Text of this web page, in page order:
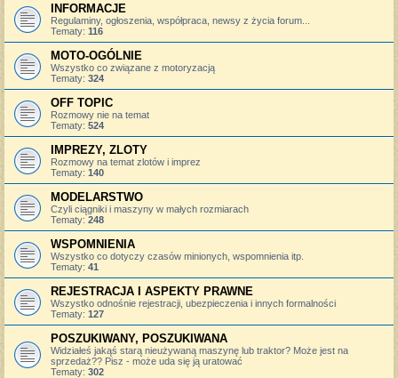
INFORMACJE
Regulaminy, ogłoszenia, współpraca, newsy z życia forum...
Tematy: 116
MOTO-OGÓLNIE
Wszystko co związane z motoryzacją
Tematy: 324
OFF TOPIC
Rozmowy nie na temat
Tematy: 524
IMPREZY, ZLOTY
Rozmowy na temat zlotów i imprez
Tematy: 140
MODELARSTWO
Czyli ciągniki i maszyny w małych rozmiarach
Tematy: 248
WSPOMNIENIA
Wszystko co dotyczy czasów minionych, wspomnienia itp.
Tematy: 41
REJESTRACJA I ASPEKTY PRAWNE
Wszystko odnośnie rejestracji, ubezpieczenia i innych formalności
Tematy: 127
POSZUKIWANY, POSZUKIWANA
Widziałeś jakąś starą nieużywaną maszynę lub traktor? Może jest na
sprzedaż?? Pisz - może uda się ją uratować
Tematy: 302